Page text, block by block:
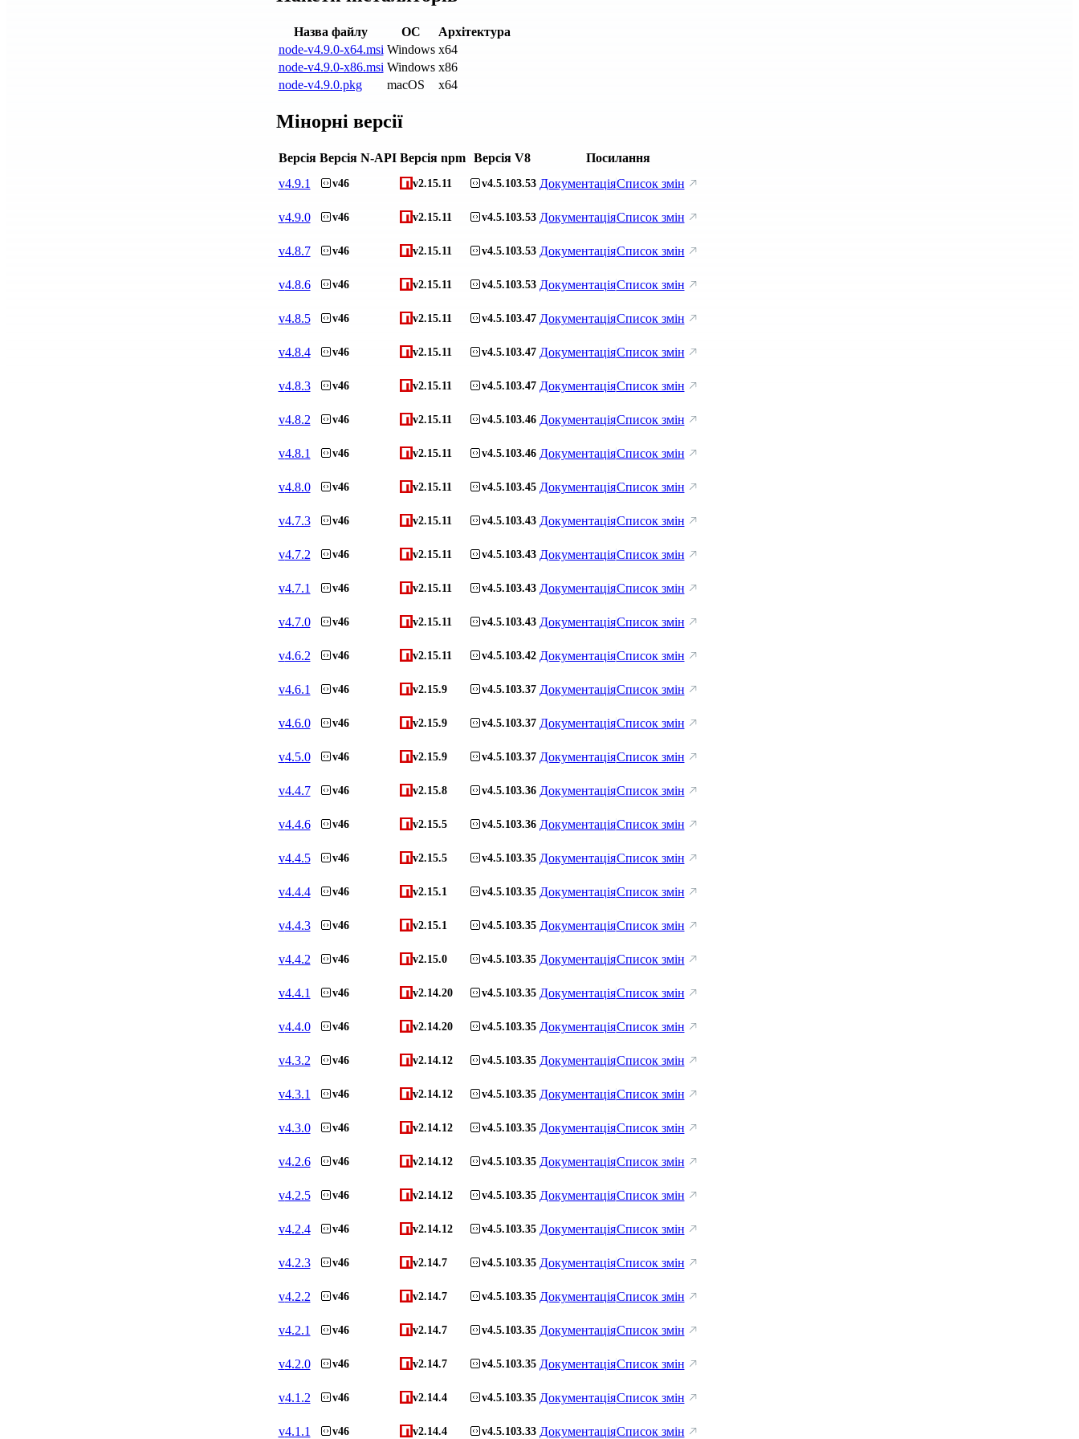
Назва файлу ОС
Архітектура
node-v4.9.0-x64.msi Windows x64
node-v4.9.0-x86.msi Windows x86
node-v4.9.0.pkg
macOS x64
Мінорні версії
Версія Версія N-API Версія npm Версія V8
Посилання
v4.9.1 v46 v2.15.11 v4.5.103.53 ДокументаціяСписок змін
v4.9.0 v46 v2.15.11 v4.5.103.53 ДокументаціяСписок змін
v4.8.7 v46 v2.15.11 v4.5.103.53 ДокументаціяСписок змін
v4.8.6 v46 v2.15.11 v4.5.103.53 ДокументаціяСписок змін
v4.8.5 v46 v2.15.11 v4.5.103.47 ДокументаціяСписок змін
v4.8.4 v46 v2.15.11 v4.5.103.47 ДокументаціяСписок змін
v4.8.3 v46 v2.15.11 v4.5.103.47 ДокументаціяСписок змін
v4.8.2 v46 v2.15.11 v4.5.103.46 ДокументаціяСписок змін
v4.8.1 v46 v2.15.11 v4.5.103.46 ДокументаціяСписок змін
v4.8.0 v46 v2.15.11 v4.5.103.45 ДокументаціяСписок змін
v4.7.3 v46 v2.15.11 v4.5.103.43 ДокументаціяСписок змін
v4.7.2 v46 v2.15.11 v4.5.103.43 ДокументаціяСписок змін
v4.7.1 v46 v2.15.11 v4.5.103.43 ДокументаціяСписок змін
v4.7.0 v46 v2.15.11 v4.5.103.43 ДокументаціяСписок змін
v4.6.2 v46 v2.15.11 v4.5.103.42 ДокументаціяСписок змін
v4.6.1 v46 v2.15.9 v4.5.103.37 ДокументаціяСписок змін
v4.6.0 v46 v2.15.9 v4.5.103.37 ДокументаціяСписок змін
v4.5.0 v46 v2.15.9 v4.5.103.37 ДокументаціяСписок змін
v4.4.7 v46 v2.15.8 v4.5.103.36 ДокументаціяСписок змін
v4.4.6 v46 v2.15.5 v4.5.103.36 ДокументаціяСписок змін
v4.4.5 v46 v2.15.5 v4.5.103.35 ДокументаціяСписок змін
v4.4.4 v46 v2.15.1 v4.5.103.35 ДокументаціяСписок змін
v4.4.3 v46 v2.15.1 v4.5.103.35 ДокументаціяСписок змін
v4.4.2 v46 v2.15.0 v4.5.103.35 ДокументаціяСписок змін
v4.4.1 v46 v2.14.20 v4.5.103.35 ДокументаціяСписок змін
v4.4.0 v46 v2.14.20 v4.5.103.35 ДокументаціяСписок змін
v4.3.2 v46 v2.14.12 v4.5.103.35 ДокументаціяСписок змін
v4.3.1 v46 v2.14.12 v4.5.103.35 ДокументаціяСписок змін
v4.3.0 v46 v2.14.12 v4.5.103.35 ДокументаціяСписок змін
v4.2.6 v46 v2.14.12 v4.5.103.35 ДокументаціяСписок змін
v4.2.5 v46 v2.14.12 v4.5.103.35 ДокументаціяСписок змін
v4.2.4 v46 v2.14.12 v4.5.103.35 ДокументаціяСписок змін
v4.2.3 v46 v2.14.7 v4.5.103.35 ДокументаціяСписок змін
v4.2.2 v46 v2.14.7 v4.5.103.35 ДокументаціяСписок змін
v4.2.1 v46 v2.14.7 v4.5.103.35 ДокументаціяСписок змін
v4.2.0 v46 v2.14.7 v4.5.103.35 ДокументаціяСписок змін
v4.1.2 v46 v2.14.4 v4.5.103.35 ДокументаціяСписок змін
v4.1.1 v46 v2.14.4 v4.5.103.33 ДокументаціяСписок змін